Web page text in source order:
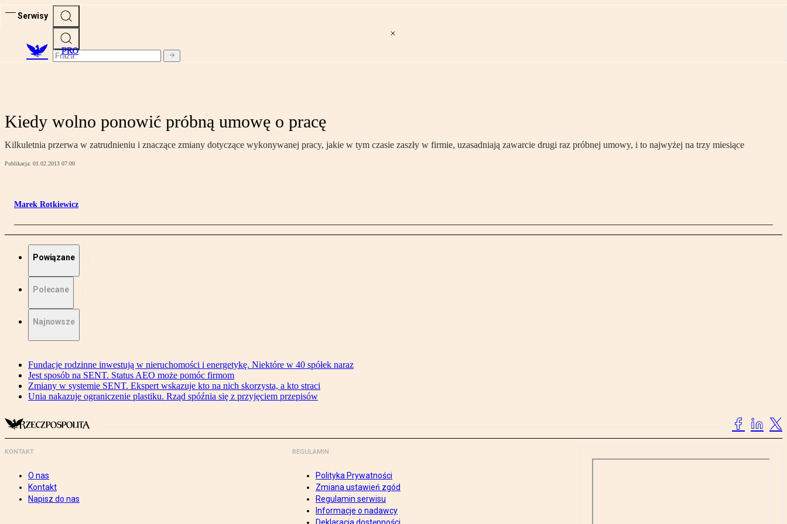
Serwisy
PRO
Kiedy wolno ponowić próbną umowę o pracę
Kilkuletnia przerwa w zatrudnieniu i znaczące zmiany dotyczące wykonywanej pracy, jakie w tym czasie zaszły w firmie, uzasadniają zawarcie drugi raz próbnej umowy, i to najwyżej na trzy miesiące
Publikacja: 01.02.2013 07:00
Marek Rotkiewicz
Powiązane
Polecane
Najnowsze
Fundacje rodzinne inwestują w nieruchomości i energetykę. Niektóre w 40 spółek naraz
Jest sposób na SENT. Status AEO może pomóc firmom
Zmiany w systemie SENT. Ekspert wskazuje kto na nich skorzysta, a kto straci
Unia nakazuje ograniczenie plastiku. Rząd spóźnia się z przyjęciem przepisów
KONTAKT
O nas
Kontakt
Napisz do nas
REGULAMIN
Polityka Prywatności
Zmiana ustawień zgód
Regulamin serwisu
Informacje o nadawcy